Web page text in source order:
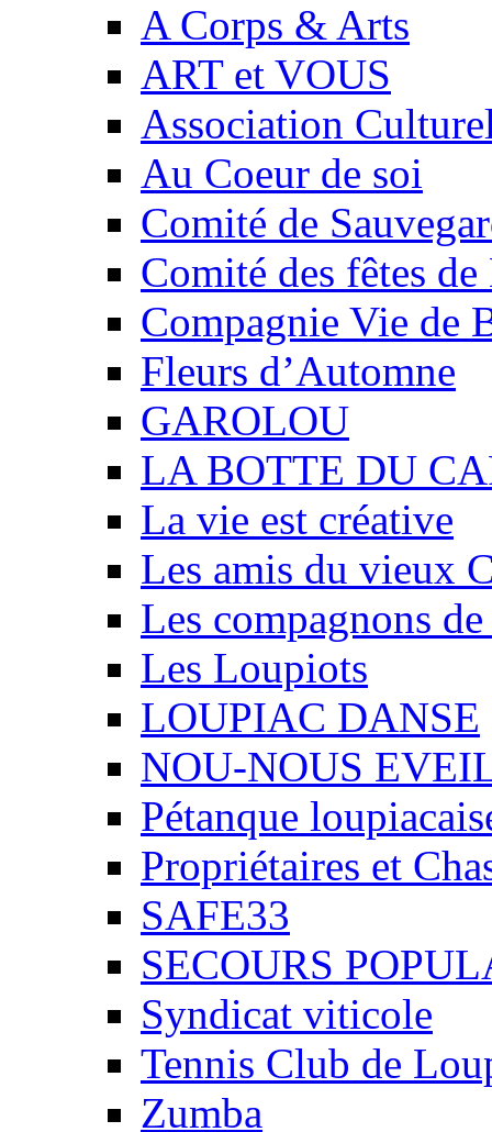
A Corps & Arts
ART et VOUS
Association
Au Coeur de soi
Comité de
Comité des fêtes
Compagnie Vie de
Fleurs d’Automne
GAROLOU
LA BOTTE DU
La vie est créative
Les amis du vieux
Les compagnons
Les Loupiots
LOUPIAC DANSE
NOU-NOUS
Pétanque
Propriétaires et
SAFE33
SECOURS
Syndicat viticole
Tennis Club de
Zumba